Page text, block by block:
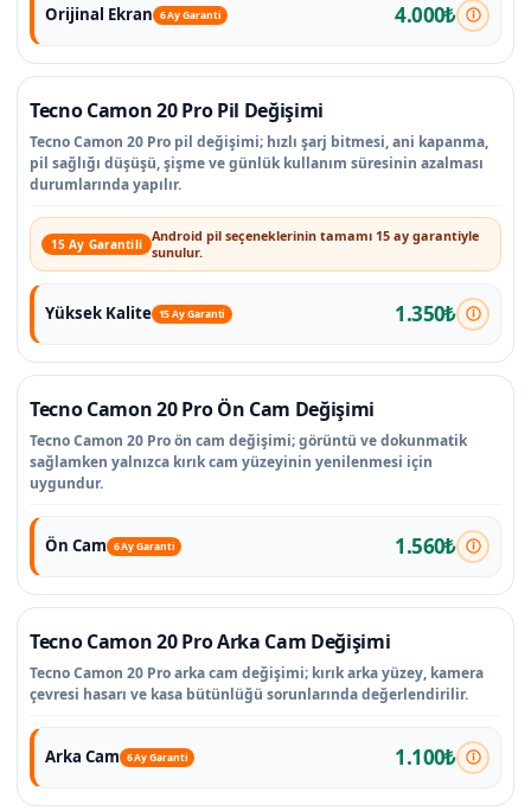
Orijinal Ekran 6 Ay Garanti 4.000₺
Tecno Camon 20 Pro Pil Değişimi
Tecno Camon 20 Pro pil değişimi; hızlı şarj bitmesi, ani kapanma,
pil sağlığı düşüşü, şişme ve günlük kullanım süresinin azalması
durumlarında yapılır.
15 Ay Garantili Android pil seçeneklerinin tamamı 15 ay garantiyle
sunulur.
Yüksek Kalite 15 Ay Garanti 1.350₺
Tecno Camon 20 Pro Ön Cam Değişimi
Tecno Camon 20 Pro ön cam değişimi; görüntü ve dokunmatik
sağlamken yalnızca kırık cam yüzeyinin yenilenmesi için
uygundur.
Ön Cam 6 Ay Garanti 1.560₺
Tecno Camon 20 Pro Arka Cam Değişimi
Tecno Camon 20 Pro arka cam değişimi; kırık arka yüzey, kamera
çevresi hasarı ve kasa bütünlüğü sorunlarında değerlendirilir.
Arka Cam 6 Ay Garanti 1.100₺